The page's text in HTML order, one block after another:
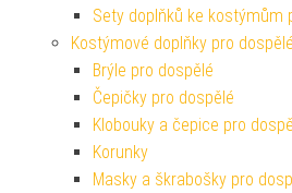
Sety doplňků ke kostýmům
Kostýmové doplňky pro dospělé
Brýle pro dospělé
Čepičky pro dospělé
Klobouky a čepice pro
Korunky
Masky a škrabošky pro